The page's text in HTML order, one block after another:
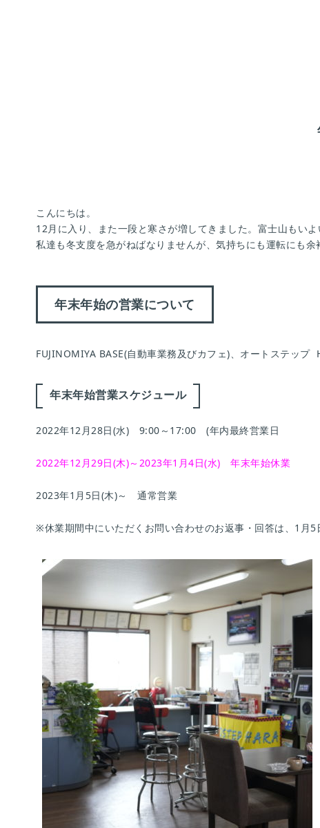
こんにちは。
12月に入り、また一段と寒さが増してきました。富士山もいよ
私達も冬支度を急がねばなりませんが、気持ちにも運転にも余
年末年始の営業について
FUJINOMIYA BASE(自動車業務及びカフェ)、オートステップ
年末年始営業スケジュール
2022年12月28日(水) 9:00～17:00 (年内最終営業日
2022年12月29日(木)～2023年1月4日(水) 年末年始休業
2023年1月5日(木)～ 通常営業
※休業期間中にいただくお問い合わせのお返事・回答は、1月5